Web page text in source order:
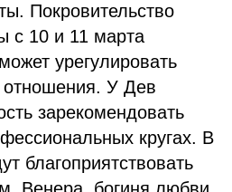
Покровительство
с 10 и 11 марта
урегулировать
У Дев
зарекомендовать
кругах. В
благоприятствовать